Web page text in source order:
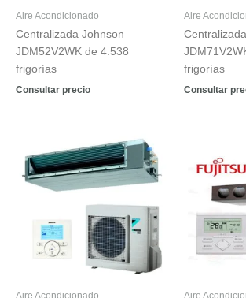
Aire Acondicionado
Centralizada Johnson
JDM52V2WK de 4.538
frigorías
Consultar precio
Aire
frigorías
Consultar
Aire Acondicionado Aire